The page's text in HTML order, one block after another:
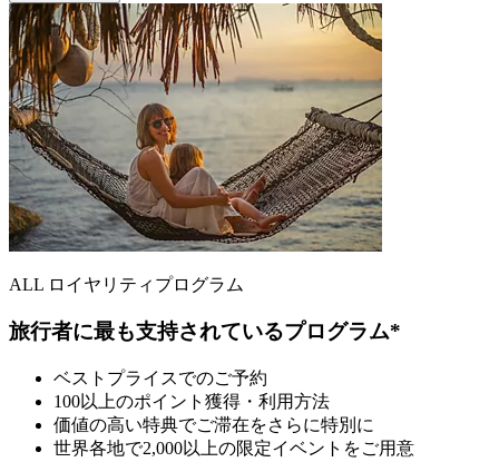
ALL ロイヤリティプログラム
旅行者に最も支持されているプログラム*
ベストプライスでのご予約
100以上のポイント獲得・利用方法
価値の高い特典でご滞在をさらに特別に
世界各地で2,000以上の限定イベントをご用意